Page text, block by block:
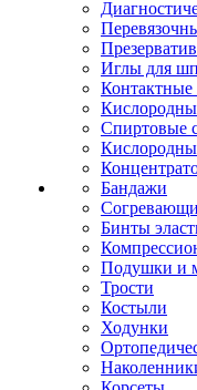
Иглы для
Спиртовые
Бандажи
Бинты
Подушки и
Трости
Костыли
Ходунки